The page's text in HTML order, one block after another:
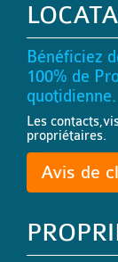
Bénéficiez
100% de
quotidienne.
Les
propriétaires.
Avis de